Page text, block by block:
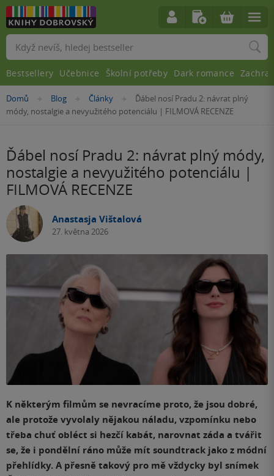
Nacházíte
se
Domů »Blog »Články »Ďábel nosí Pradu 2: návrat plný
módy, nostalgie a nevyužitého potenciálu | FILMOVÁ RECENZE
Ďábel nosí Pradu 2: návrat plný módy,
nostalgie a nevyužitého potenciálu |
FILMOVÁ RECENZE
Anastasja Vištalová
27. května 2026
K některým filmům se nevracíme proto, že jsou dobré,
ale protože vyvolaly nějakou náladu, vzpomínku nebo
třeba chuť obléct si hezčí kabát, narovnat záda a tvářit
se, že i pondělní ráno může mít soundtrack jako z módní
přehlídky. A přesně takový pro mě vždycky byl snímek
Vyhledávání
Bestsellery Učebnice Školní potřeby Dark romance